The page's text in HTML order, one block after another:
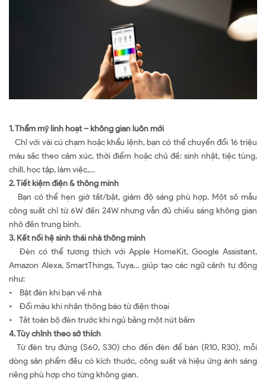
1. Thẩm mỹ linh hoạt – không gian luôn mới
Chỉ với vài cú chạm hoặc khẩu lệnh, bạn có thể chuyển đổi 16 triệu
màu sắc theo cảm xúc, thời điểm hoặc chủ đề: sinh nhật, tiệc tùng,
chill, học tập, làm việc,…
2. Tiết kiệm điện & thông minh
Bạn có thể hẹn giờ tắt/bật, giảm độ sáng phù hợp. Một số mẫu
công suất chỉ từ 6W đến 24W nhưng vẫn đủ chiếu sáng không gian
nhỏ đến trung bình.
3. Kết nối hệ sinh thái nhà thông minh
Đèn có thể tương thích với Apple HomeKit, Google Assistant,
Amazon Alexa, SmartThings, Tuya… giúp tạo các ngữ cảnh tự động
như:
• Bật đèn khi bạn về nhà
• Đổi màu khi nhận thông báo từ điện thoại
• Tắt toàn bộ đèn trước khi ngủ bằng một nút bấm
4. Tùy chỉnh theo sở thích
Từ đèn trụ đứng (S60, S30) cho đến đèn để bàn (R10, R30), mỗi
dòng sản phẩm đều có kích thước, công suất và hiệu ứng ánh sáng
riêng phù hợp cho từng không gian.